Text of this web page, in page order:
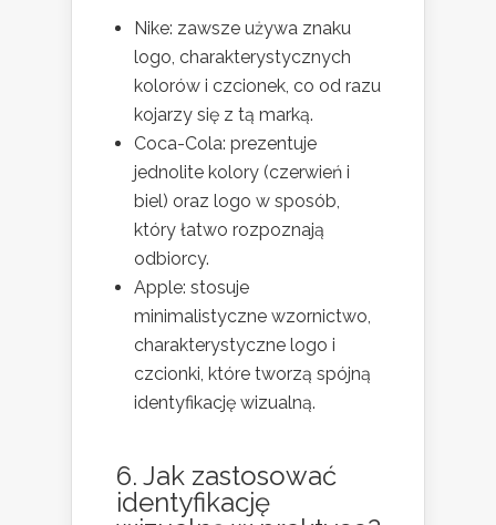
Nike: zawsze używa znaku
logo, charakterystycznych
kolorów i czcionek, co od razu
kojarzy się z tą marką.
Coca-Cola: prezentuje
jednolite kolory (czerwień i
biel) oraz logo w sposób,
który łatwo rozpoznają
odbiorcy.
Apple: stosuje
minimalistyczne wzornictwo,
charakterystyczne logo i
czcionki, które tworzą spójną
identyfikację wizualną.
6. Jak zastosować
identyfikację